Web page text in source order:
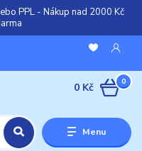
PPL - Nákup nad 2000 Kč
Menu
0
0 Kč